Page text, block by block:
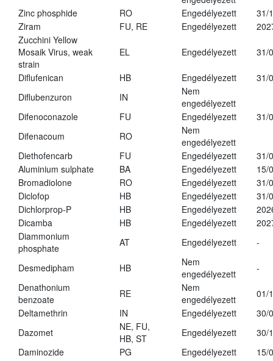
Zinc phosphide
RO Engedélyezett
31/
Ziram
FU, RE Engedélyezett
Zucchini Yellow
Mosaik Virus, weak
strain
EL Engedélyezett 31/
Diflufenican HB Engedélyezett
31/
Diflubenzuron
IN
Nem
engedélyezett
Difenoconazole
FU Engedélyezett
31/
Difenacoum
RO
Nem
engedélyezett
Diethofencarb
FU Engedélyezett
31/
Aluminium sulphate
BA Engedélyezett
15/
Bromadiolone
RO Engedélyezett
31/
Diclofop
HB Engedélyezett
31/
Dichlorprop-P
HB Engedélyezett
Dicamba
HB Engedélyezett
Diammonium
phosphate
AT Engedélyezett -
Desmedipham HB
Nem
engedélyezett
-
Denathonium
benzoate
RE
Nem
engedélyezett
01/
Deltamethrin
IN Engedélyezett
30/
Dazomet
NE, FU,
HB, ST
Engedélyezett
30/
Daminozide
PG Engedélyezett
15/